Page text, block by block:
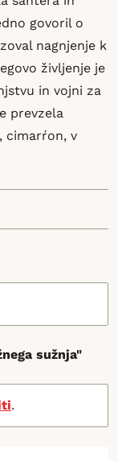
govoril o
nagnjenje k
življenje je
in vojni za
prevzela
cimarŕon, v
sužnja"
.